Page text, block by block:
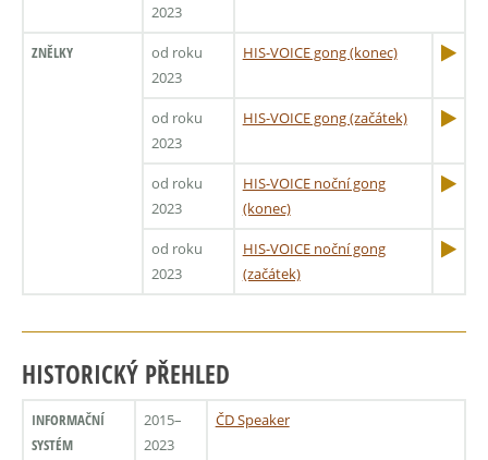
2023
ZNĚLKY
od roku
2023
HIS-VOICE gong (konec)
od roku
2023
HIS-VOICE gong (začátek)
od roku
2023
HIS-VOICE noční gong
(konec)
od roku
2023
HIS-VOICE noční gong
(začátek)
HISTORICKÝ PŘEHLED
INFORMAČNÍ
SYSTÉM
2015–
2023
ČD Speaker